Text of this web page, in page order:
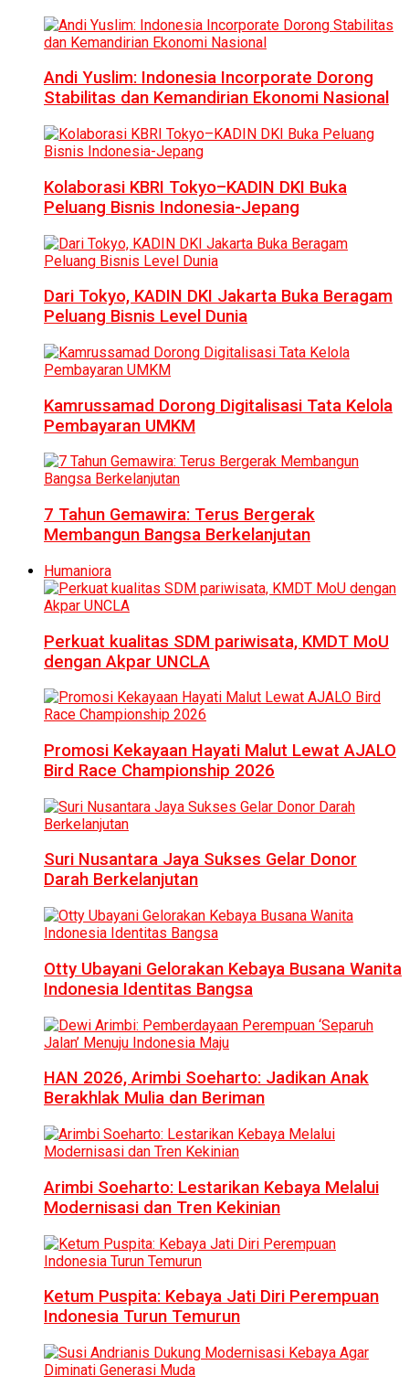
Andi Yuslim: Indonesia Incorporate Dorong
Stabilitas dan Kemandirian Ekonomi Nasional
Kolaborasi KBRI Tokyo–KADIN DKI Buka
Peluang Bisnis Indonesia-Jepang
Dari Tokyo, KADIN DKI Jakarta Buka Beragam
Peluang Bisnis Level Dunia
Kamrussamad Dorong Digitalisasi Tata Kelola
Pembayaran UMKM
7 Tahun Gemawira: Terus Bergerak
Membangun Bangsa Berkelanjutan
Humaniora
Perkuat kualitas SDM pariwisata, KMDT MoU
dengan Akpar UNCLA
Promosi Kekayaan Hayati Malut Lewat AJALO
Bird Race Championship 2026
Suri Nusantara Jaya Sukses Gelar Donor
Darah Berkelanjutan
Otty Ubayani Gelorakan Kebaya Busana Wanita
Indonesia Identitas Bangsa
HAN 2026, Arimbi Soeharto: Jadikan Anak
Berakhlak Mulia dan Beriman
Arimbi Soeharto: Lestarikan Kebaya Melalui
Modernisasi dan Tren Kekinian
Ketum Puspita: Kebaya Jati Diri Perempuan
Indonesia Turun Temurun